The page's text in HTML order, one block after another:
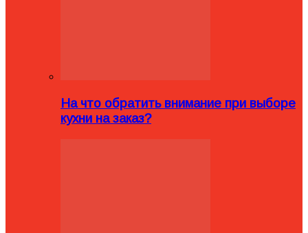
На что обратить внимание при выборе
кухни на заказ?